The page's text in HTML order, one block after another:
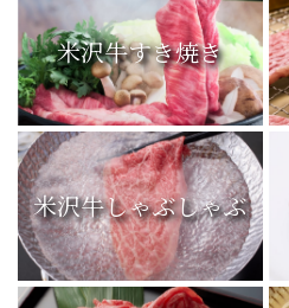
米沢牛すき焼き
米沢牛しゃぶしゃぶ